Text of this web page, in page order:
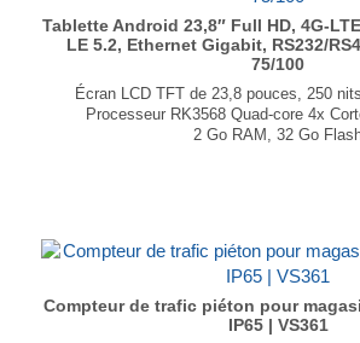
Tablette Android 23,8″ Full HD, 4G-
LE 5.2, Ethernet Gigabit, RS232/
75/100
Écran LCD TFT de 23,8 pouces, 250
Processeur RK3568 Quad-core 4x
2 Go RAM, 32 Go
...
Compteur de trafic piéton pour
IP65 | VS361